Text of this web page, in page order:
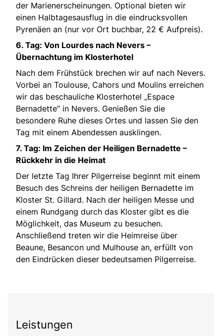
der Marienerscheinungen. Optional bieten wir
einen Halbtagesausflug in die eindrucksvollen
Pyrenäen an (nur vor Ort buchbar, 22 € Aufpreis).
6. Tag: Von Lourdes nach Nevers –
Übernachtung im Klosterhotel
Nach dem Frühstück brechen wir auf nach Nevers.
Vorbei an Toulouse, Cahors und Moulins erreichen
wir das beschauliche Klosterhotel „Espace
Bernadette“ in Nevers. Genießen Sie die
besondere Ruhe dieses Ortes und lassen Sie den
Tag mit einem Abendessen ausklingen.
7. Tag: Im Zeichen der Heiligen Bernadette –
Rückkehr in die Heimat
Der letzte Tag Ihrer Pilgerreise beginnt mit einem
Besuch des Schreins der heiligen Bernadette im
Kloster St. Gillard. Nach der heiligen Messe und
einem Rundgang durch das Kloster gibt es die
Möglichkeit, das Museum zu besuchen.
Anschließend treten wir die Heimreise über
Beaune, Besancon und Mulhouse an, erfüllt von
den Eindrücken dieser bedeutsamen Pilgerreise.
Leistungen